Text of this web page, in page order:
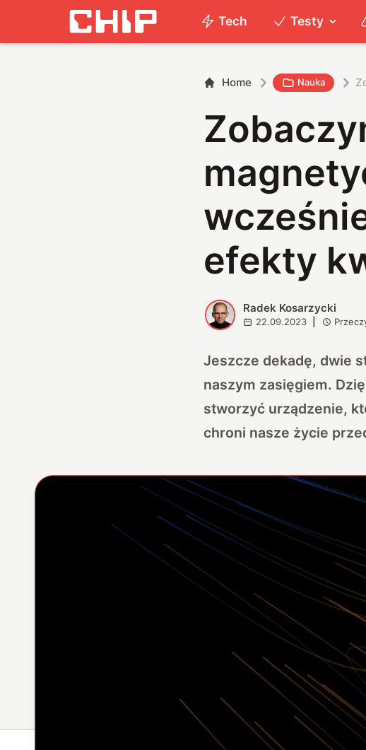
Tech Testy
Home Nauka
efekty
R Radek Kosarzycki
22.09.2023
Jeszcze dekadę, dwie
naszym zasięgiem.
stworzyć urządzenie,
chroni nasze życie